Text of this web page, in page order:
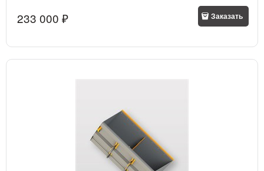
233 000 ₽ Заказать